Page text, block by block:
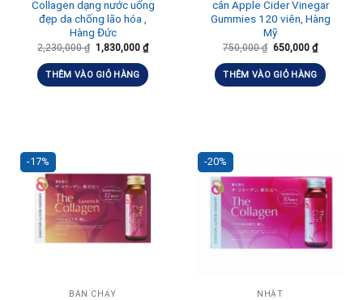
Collagen dạng nước uống
đẹp da chống lão hóa ,
Hàng Đức
2,230,000₫ 1,830,000 ₫
THÊM VÀO GIỎ HÀNG
cân Apple Cider Vinegar
Gummies 120 viên, Hàng
Mỹ
750,000₫ 650,000 ₫
THÊM VÀO GIỎ HÀNG
-17%
BÁN CHẠY
-20%
NHẬT